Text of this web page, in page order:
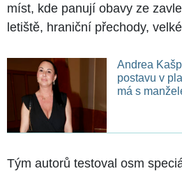
míst, kde panují obavy ze
letiště, hraniční přechody,
Andrea
postavu v
má s
Tým autorů testoval osm